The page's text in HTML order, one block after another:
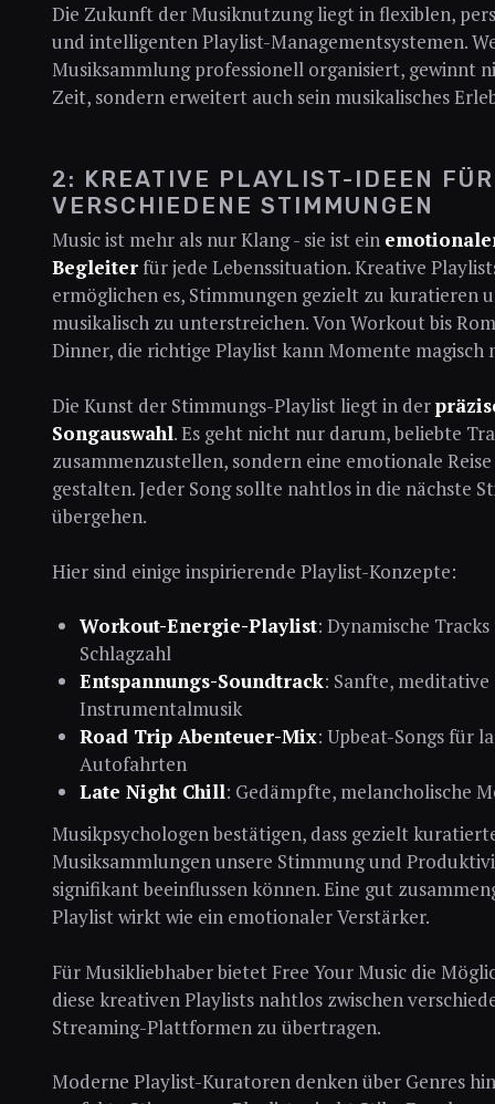
Die Zukunft der Musiknutzung liegt in flexiblen,
und intelligenten Playlist-Managementsystemen.
Musiksammlung professionell organisiert, gewinnt
Zeit, sondern erweitert auch sein musikalisches
2: KREATIVE PLAYLIST-IDEEN FÜR
VERSCHIEDENE STIMMUNGEN
Music ist mehr als nur Klang - sie ist ein
Begleiterfür jede Lebenssituation. Kreative
ermöglichen es, Stimmungen gezielt zu kuratieren
musikalisch zu unterstreichen. Von Workout bis
Dinner, die richtige Playlist kann Momente magisch
Die Kunst der Stimmungs-Playlist liegt in der
Songauswahl. Es geht nicht nur darum, beliebte
zusammenzustellen, sondern eine emotionale
gestalten. Jeder Song sollte nahtlos in die nächste
übergehen.
Hier sind einige inspirierende Playlist-Konzepte:
Workout-Energie-Playlist: Dynamische
Schlagzahl
Entspannungs-Soundtrack: Sanfte, meditative
Instrumentalmusik
Road Trip Abenteuer-Mix: Upbeat-Songs für
Autofahrten
Late Night Chill: Gedämpfte, melancholische
Musikpsychologen bestätigen, dass gezielt
Musiksammlungen unsere Stimmung und
signifikant beeinflussen können. Eine gut
Playlist wirkt wie ein emotionaler Verstärker.
Für Musikliebhaber bietet Free Your Music die
diese kreativen Playlists nahtlos zwischen
Streaming-Plattformen zu übertragen.
Moderne Playlist-Kuratoren denken über Genres